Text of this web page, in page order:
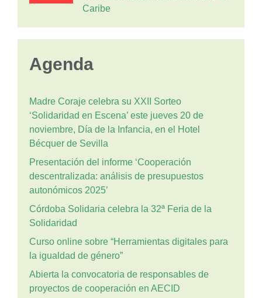
Caribe
Agenda
Madre Coraje celebra su XXII Sorteo
‘Solidaridad en Escena’ este jueves 20 de
noviembre, Día de la Infancia, en el Hotel
Bécquer de Sevilla
Presentación del informe ‘Cooperación
descentralizada: análisis de presupuestos
autonómicos 2025’
Córdoba Solidaria celebra la 32ª Feria de la
Solidaridad
Curso online sobre “Herramientas digitales para
la igualdad de género”
Abierta la convocatoria de responsables de
proyectos de cooperación en AECID